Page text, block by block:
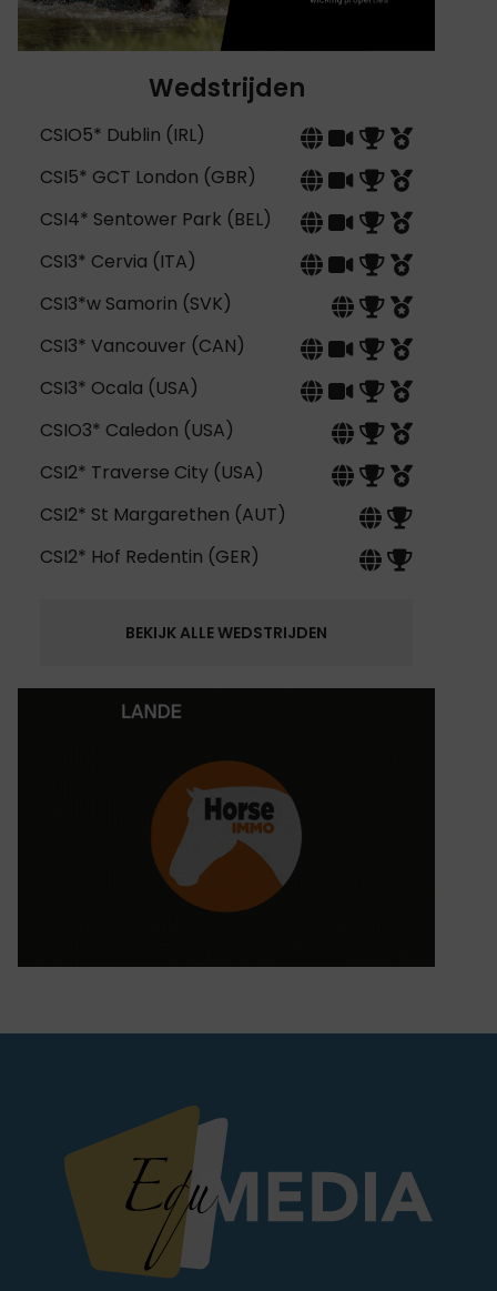
Wedstrijden
CSIO5* Dublin (IRL)
CSI5* GCT London (GBR)
CSI4* Sentower Park (BEL)
CSI3* Cervia (ITA)
CSI3*w Samorin (SVK)
CSI3* Vancouver (CAN)
CSI3* Ocala (USA)
CSIO3* Caledon (USA)
CSI2* Traverse City (USA)
CSI2* St Margarethen (AUT)
CSI2* Hof Redentin (GER)
BEKIJK ALLE WEDSTRIJDEN